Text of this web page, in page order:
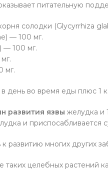
питательную
солодки (Glycyrrhiza
— 100 мг.
— 100 мг.
мг.
день во время еды плюс 1
развития язвы желудка и
и приспосабливается
развитию многих других
целебных растений